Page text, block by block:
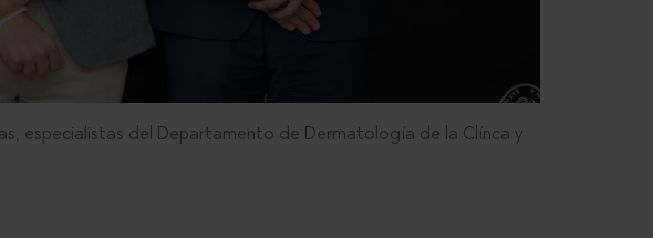
especialistas del Departamento de Dermatología de la Clínca y